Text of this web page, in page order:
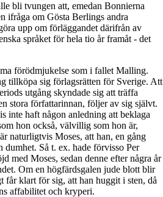
bli tvungen att, emedan Bonnierna
ifråga om Gösta Berlings andra
upp om förläggandet därifrån av
språket för hela tio år framåt - det
förödmjukelse som i fallet Malling.
tillköpa sig förlagsrätten för Sverige. Att
utgång skyndade sig att träffa
stora författarinnan, följer av sig självt.
inte haft någon anledning att beklaga
hon också, välvillig som hon är,
naturligtvis Moses, att han, en gång
dumhet. Så t. ex. hade förvisso Per
med Moses, sedan denne efter några år
Om en högfärdsgalen jude blott blir
får klart för sig, att han huggit i sten, då
affabilitet och kryperi.